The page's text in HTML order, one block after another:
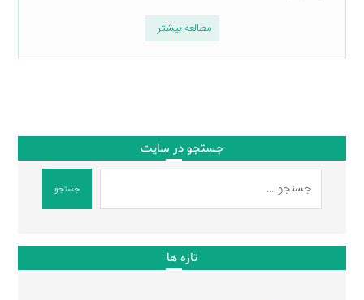
مطالعه بیشتر
جستجو در سایت
جستجو
تازه ها